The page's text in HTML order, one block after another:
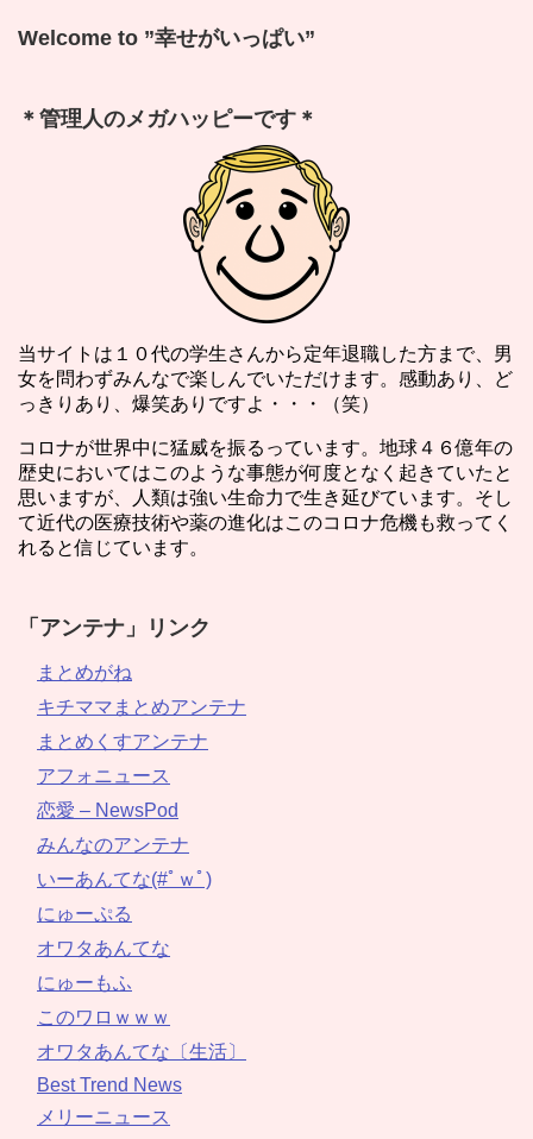
Welcome to ”幸せがいっぱい”
＊管理人のメガハッピーです＊
当サイトは１０代の学生さんから定年退職した方まで、男
女を問わずみんなで楽しんでいただけます。感動あり、ど
っきりあり、爆笑ありですよ・・・（笑）
コロナが世界中に猛威を振るっています。地球４６億年の
歴史においてはこのような事態が何度となく起きていたと
思いますが、人類は強い生命力で生き延びています。そし
て近代の医療技術や薬の進化はこのコロナ危機も救ってく
れると信じています。
「アンテナ」リンク
まとめがね
キチママまとめアンテナ
まとめくすアンテナ
アフォニュース
恋愛 – NewsPod
みんなのアンテナ
いーあんてな(#ﾟｗﾟ)
にゅーぷる
オワタあんてな
にゅーもふ
このワロｗｗｗ
オワタあんてな〔生活〕
Best Trend News
メリーニュース